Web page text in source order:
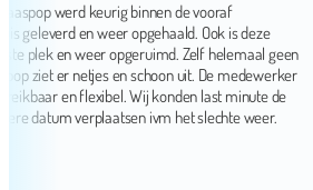
werd keurig binnen de vooraf
en weer opgehaald. Ook is deze
en weer opgeruimd. Zelf helemaal geen
er netjes en schoon uit. De medewerker
en flexibel. Wij konden last minute de
verplaatsen ivm het slechte weer.